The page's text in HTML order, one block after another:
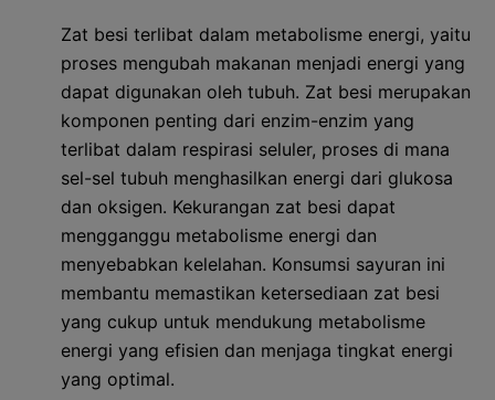
Zat besi terlibat dalam metabolisme energi, yaitu
proses mengubah makanan menjadi energi yang
dapat digunakan oleh tubuh. Zat besi merupakan
komponen penting dari enzim-enzim yang
terlibat dalam respirasi seluler, proses di mana
sel-sel tubuh menghasilkan energi dari glukosa
dan oksigen. Kekurangan zat besi dapat
mengganggu metabolisme energi dan
menyebabkan kelelahan. Konsumsi sayuran ini
membantu memastikan ketersediaan zat besi
yang cukup untuk mendukung metabolisme
energi yang efisien dan menjaga tingkat energi
yang optimal.